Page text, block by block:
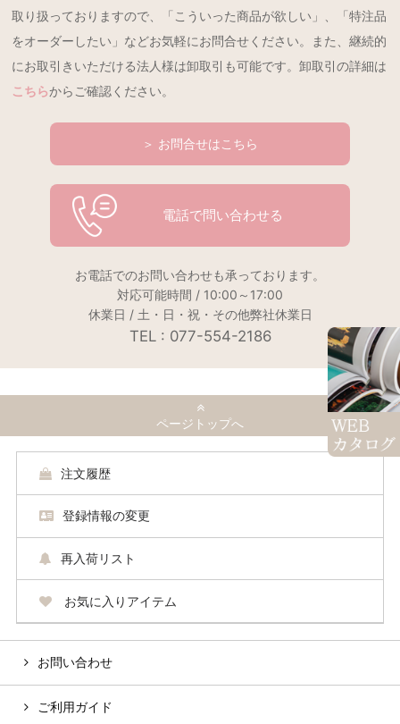
取り扱っておりますので、「こういった商品が欲しい」、「特注品
をオーダーしたい」などお気軽にお問合せください。また、継続的
にお取引きいただける法人様は卸取引も可能です。卸取引の詳細は
こちらからご確認ください。
＞ お問合せはこちら
電話で問い合わせる
お電話でのお問い合わせも承っております。
対応可能時間 / 10:00～17:00
休業日 / 土・日・祝・その他弊社休業日
TEL : 077-554-2186
ページトップへ
注文履歴
登録情報の変更
再入荷リスト
お気に入りアイテム
お問い合わせ
ご利用ガイド